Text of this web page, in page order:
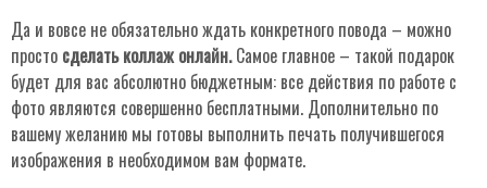
Да и вовсе не обязательно ждать конкретного повода – можно
просто сделать коллаж онлайн.Самое главное – такой подарок
будет для вас абсолютно бюджетным: все действия по работе с
фото являются совершенно бесплатными. Дополнительно по
вашему желанию мы готовы выполнить печать получившегося
изображения в необходимом вам формате.